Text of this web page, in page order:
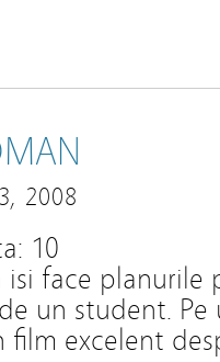
2008
10
isi face
un student.
excelent